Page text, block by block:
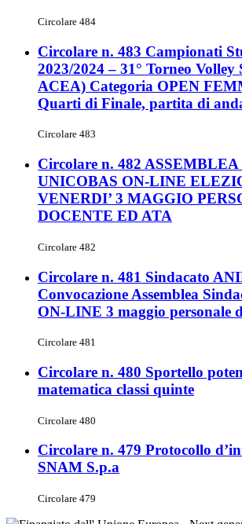
Circolare 484
Circolare n. 483 Campionati
2023/2024 – 31° Torneo Volley
ACEA) Categoria OPEN
Quarti di Finale, partita di
Circolare 483
Circolare n. 482
UNICOBAS ON-LINE
VENERDI’ 3 MAGGIO
DOCENTE ED ATA
Circolare 482
Circolare n. 481 Sindacato
Convocazione Assemblea
ON-LINE 3 maggio personale
Circolare 481
Circolare n. 480 Sportello
matematica classi quinte
Circolare 480
Circolare n. 479 Protocollo
SNAM S.p.a
Circolare 479